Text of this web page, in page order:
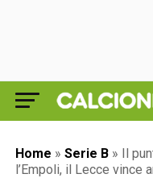
Home » Serie B » Il
l’Empoli, il Lecce vince